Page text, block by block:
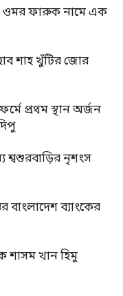
ওমর ফারুক নামে এক
শাহ খুঁটির জোর
প্রথম স্থান অর্জন
শ্বশুরবাড়ির নৃশংস
বাংলাদেশ ব্যাংকের
শাসম খান হিমু